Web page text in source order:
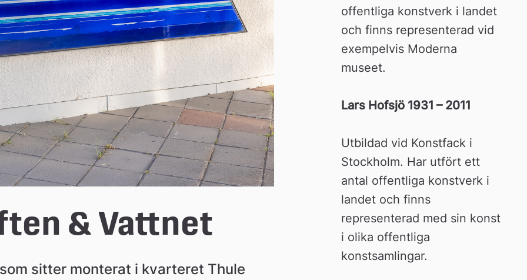
& Vattnet
sitter monterat i kvarteret Thule
offentliga konstverk i landet
och finns representerad vid
exempelvis Moderna
museet.
Lars Hofsjö 1931 – 2011
Utbildad vid Konstfack i
Stockholm. Har utfört ett
antal offentliga konstverk i
landet och finns
representerad med sin konst
i olika offentliga
konstsamlingar.